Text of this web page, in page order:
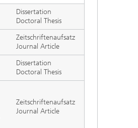
Dissertation
Doctoral Thesis
Zeitschriftenaufsatz
Journal Article
Dissertation
Doctoral Thesis
Zeitschriftenaufsatz
Journal Article